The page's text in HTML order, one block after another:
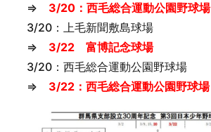
⇒ 3/20：西毛総合運動公園野球場
3/20：上毛新聞敷島球場
⇒ 3/22 富博記念球場
3/20：西毛総合運動公園野球場
⇒ 3/22：西毛総合運動公園野球場